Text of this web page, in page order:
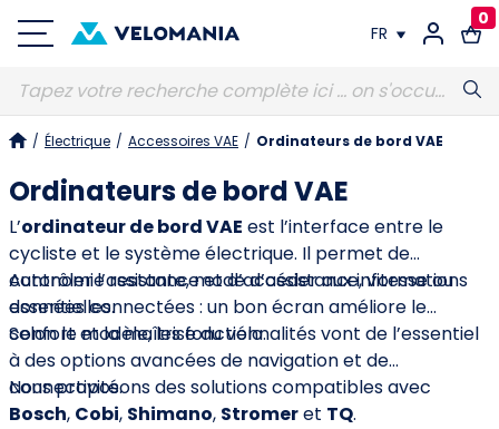
FR
FR
DE
0
/ Électrique / Accessoires VAE / Ordinateurs de bord VAE
Ordinateurs de bord VAE
L’ordinateur de bord VAE est l’interface entre le
cycliste et le système électrique. Il permet de
contrôler l’assistance et d’accéder aux informations
essentielles.
Autonomie restante, mode d’assistance, vitesse ou
données connectées : un bon écran améliore le
confort et la maîtrise du vélo.
Selon le modèle, les fonctionnalités vont de l’essentiel
à des options avancées de navigation et de
connectivité.
Nous proposons des solutions compatibles avec
Bosch, Cobi, Shimano, Stromeret TQ.